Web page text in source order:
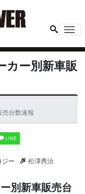
カー別新車販
台数速報
LINE
ジー 松澤秀治
別新車販売台